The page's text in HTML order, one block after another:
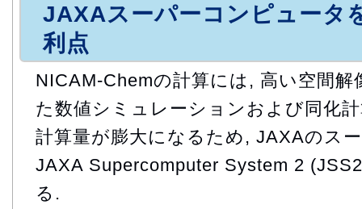
JAXAスーパーコンピュータ
利点
NICAM-Chemの計算には, 高い空間解
た数値シミュレーションおよび同化
計算量が膨大になるため, JAXAのス
JAXA Supercomputer System 2
る.